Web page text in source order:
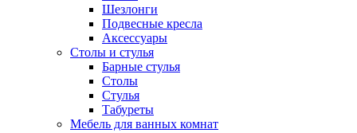
Шезлонги
Подвесные кресла
Аксессуары
Столы и стулья
Барные стулья
Столы
Стулья
Табуреты
Мебель для ванных комнат